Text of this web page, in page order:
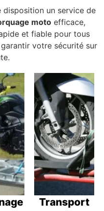
un service de
motoefficace,
et fiable pour tous
votre sécurité sur
Transport